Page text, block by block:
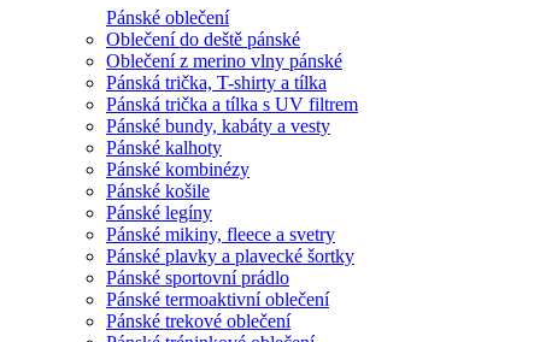
Pánské oblečení
Oblečení do deště pánské
Oblečení z merino vlny pánské
Pánská trička, T-shirty a tílka
Pánská trička a tílka s UV filtrem
Pánské bundy, kabáty a vesty
Pánské kalhoty
Pánské kombinézy
Pánské košile
Pánské legíny
Pánské mikiny, fleece a svetry
Pánské plavky a plavecké šortky
Pánské sportovní prádlo
Pánské termoaktivní oblečení
Pánské trekové oblečení